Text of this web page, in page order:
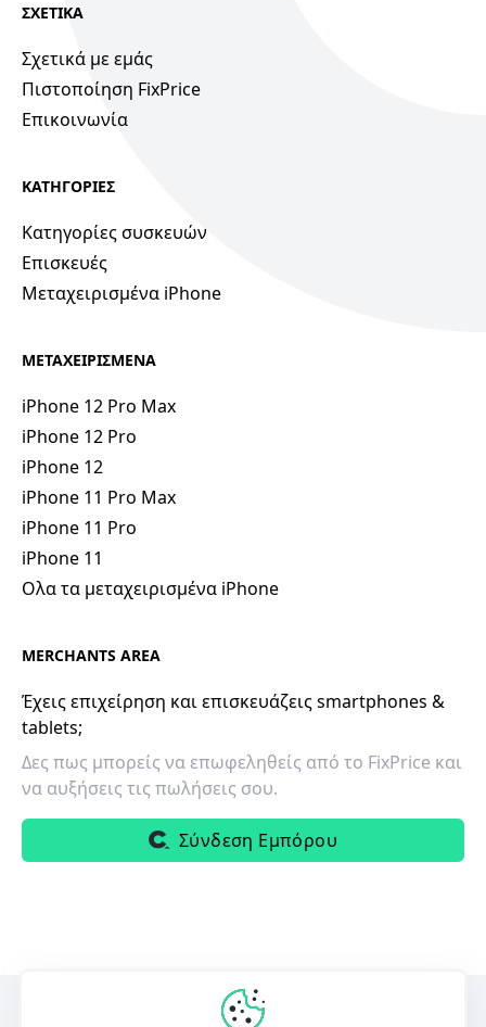
ΣΧΕΤΙΚΑ
Σχετικά με εμάς
Πιστοποίηση FixPrice
Επικοινωνία
ΚΑΤΗΓΟΡΙΕΣ
Κατηγορίες συσκευών
Επισκευές
Μεταχειρισμένα iPhone
ΜΕΤΑΧΕΙΡΙΣΜΕΝΑ
iPhone 12 Pro Max
iPhone 12 Pro
iPhone 12
iPhone 11 Pro Max
iPhone 11 Pro
iPhone 11
Ολα τα μεταχειρισμένα iPhone
MERCHANTS AREA
Έχεις επιχείρηση και επισκευάζεις smartphones &
tablets;
Δες πως μπορείς να επωφεληθείς από το FixPrice και
να αυξήσεις τις πωλήσεις σου.
Σύνδεση Εμπόρου